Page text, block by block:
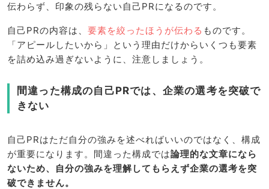
伝わらず、印象の残らない自己PRになるのです。
自己PRの内容は、 要素を絞ったほうが伝わる ものです。
「アピールしたいから」という理由だけからいくつも要素
を詰め込み過ぎないように、注意しましょう。
間違った構成の自己PRでは、企業の選考を突破で
きない
自己PRはただ自分の強みを述べればいいのではなく、構成
が重要になります。間違った構成では論理的な文章になら
ないため、自分の強みを理解してもらえず企業の選考を突
破できません。